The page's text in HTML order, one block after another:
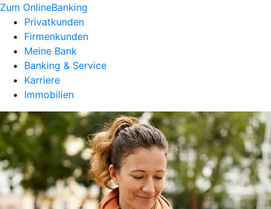
Zum OnlineBanking
Privatkunden
Firmenkunden
Meine Bank
Banking & Service
Karriere
Immobilien